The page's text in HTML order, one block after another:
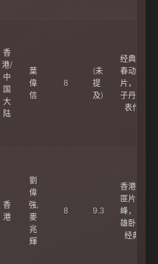
香
港/
中
国
大
陆
葉
偉
信
8
(未
提
及)
经典咏
春动作
片，甄
子丹代
表作
香
港
劉
偉
強,
麥
兆
輝
8 9.3
香港警
匪片巅
峰，双
雄卧底
经典